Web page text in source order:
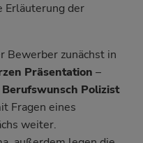
Erläuterung der
zunächst in
Präsentation –
Berufswunsch Polizist
Fragen eines
weiter.